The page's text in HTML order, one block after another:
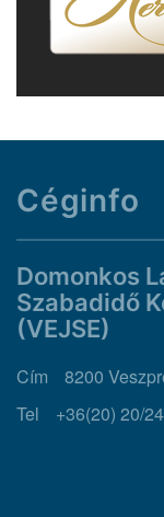
Céginfo
Domonkos
Szabadidő
(VEJSE)
Cím
8200
Tel
+36(20) 20/